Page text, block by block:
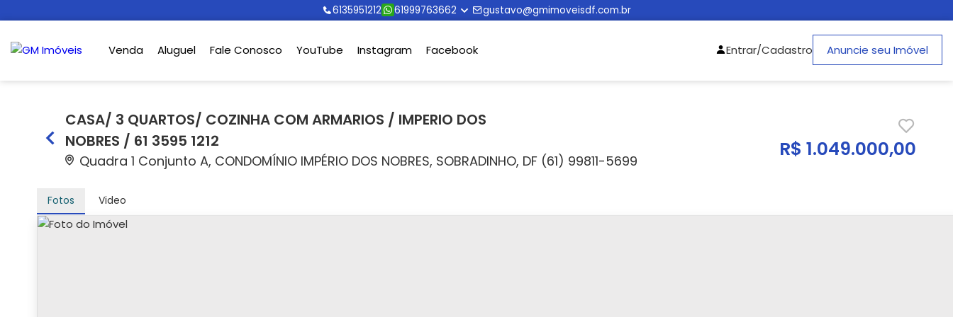
6135951212 61999763662 gustavo@gmimoveisdf.com.br
Venda Aluguel Fale Conosco YouTube Instagram Facebook Entrar/Cadastro Anuncie seu Imóvel
CASA/ 3 QUARTOS/ COZINHA COM ARMARIOS / IMPERIO DOS
NOBRES / 61 3595 1212
Quadra 1 Conjunto A, CONDOMÍNIO IMPÉRIO DOS NOBRES, SOBRADINHO, DF (61) 99811-5699 R$ 1.049.000,00
Fotos Video